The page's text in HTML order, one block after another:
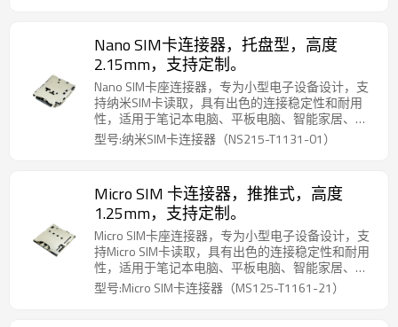
Nano SIM卡连接器，托盘型，高度
2.15mm，支持定制。
Nano SIM卡座连接器，专为小型电子设备设计，支
持纳米SIM卡读取，具有出色的连接稳定性和耐用
性，适用于笔记本电脑、平板电脑、智能家居、移
动通讯等设备，确保可靠的通讯和数据传输。
型号:纳米SIM卡连接器（NS215-T1131-01）
Micro SIM 卡连接器，推推式，高度
1.25mm，支持定制。
Micro SIM卡座连接器，专为小型电子设备设计，支
持Micro SIM卡读取，具有出色的连接稳定性和耐用
性，适用于笔记本电脑、平板电脑、智能家居、移
动通讯等设备，确保可靠的通讯和数据传输。
型号:Micro SIM卡连接器（MS125-T1161-21）